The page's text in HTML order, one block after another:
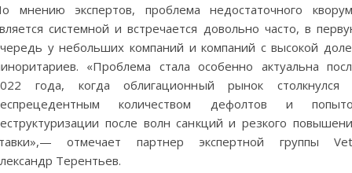
мнению экспертов, проблема недостаточного
системной и встречается довольно часто, в
у небольших компаний и компаний с высокой
«Проблема стала особенно актуальна
года, когда облигационный рынок столкнулся
количеством дефолтов и
после волн санкций и резкого
отмечает партнер экспертной группы
Терентьев.